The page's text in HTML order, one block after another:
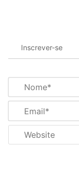
Inscrever-se